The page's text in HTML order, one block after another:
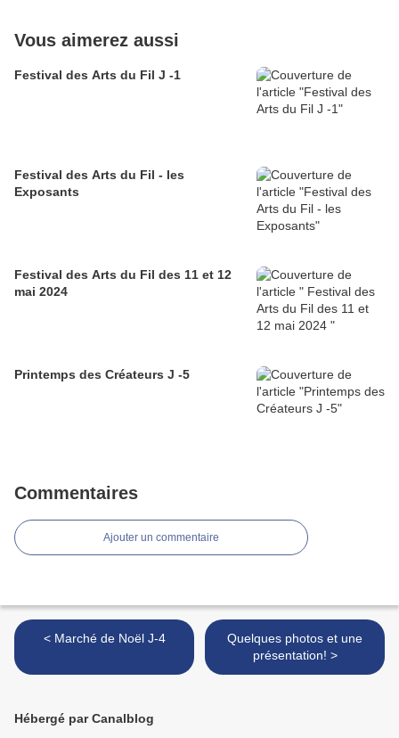
Vous aimerez aussi
Festival des Arts du Fil J -1
Festival des Arts du Fil - les
Exposants
Festival des Arts du Fil des 11 et 12
mai 2024
Printemps des Créateurs J -5
Commentaires
Ajouter un commentaire
< Marché de Noël J-4
Quelques photos et une
présentation! >
Hébergé par Canalblog